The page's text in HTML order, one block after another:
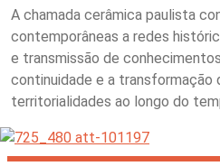
A chamada cerâmica paulista
contemporâneas a redes
e transmissão de
continuidade e a transformação
territorialidades ao longo do